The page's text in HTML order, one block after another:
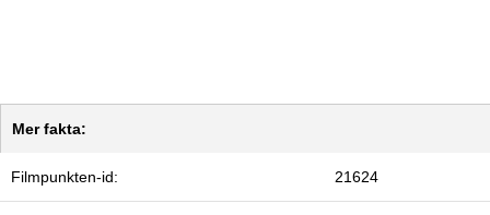
Mer fakta:
Filmpunkten-id: 21624